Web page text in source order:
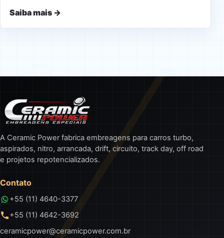
Saiba mais →
A Ceramic Power fabrica embreagens para carros turbo,
aspirados, nitro, arrancada, drift, circuito, track day, off road
e projetos repotencializados.
Contato
+55 (11) 4640-3377
+55 (11) 4642-3692
ceramicpower@ceramicpower.com.br